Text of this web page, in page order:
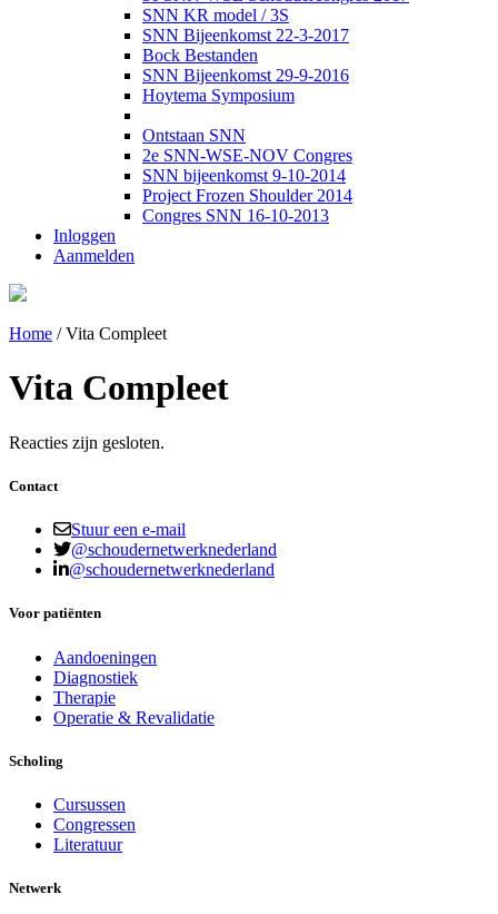
SNN KR model / 3S
SNN Bijeenkomst 22-3-2017
Bock Bestanden
SNN Bijeenkomst 29-9-2016
Hoytema Symposium
Ontstaan SNN
2e SNN-WSE-NOV Congres
SNN bijeenkomst 9-10-2014
Project Frozen Shoulder 2014
Congres SNN 16-10-2013
Inloggen
Aanmelden
Home /Vita Compleet
Vita Compleet
Reacties zijn gesloten.
Contact
Stuur een e-mail
@schoudernetwerknederland
@schoudernetwerknederland
Voor patiënten
Aandoeningen
Diagnostiek
Therapie
Operatie & Revalidatie
Scholing
Cursussen
Congressen
Literatuur
Netwerk